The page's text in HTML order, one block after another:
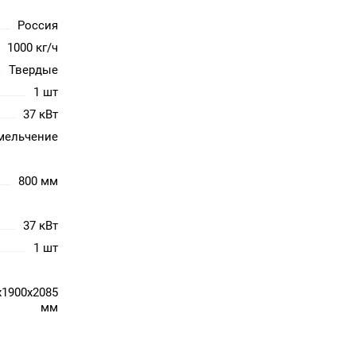
Россия
1000 кг/ч
Твердые
1 шт
37 кВт
800 мм
37 кВт
1 шт
мм